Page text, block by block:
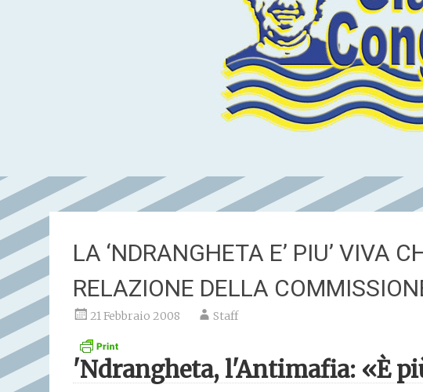
LA ‘NDRANGHETA E’ PIU’ VIVA
RELAZIONE DELLA
21 Febbraio 2008 Staff
'Ndrangheta, l'Antimafia: «È